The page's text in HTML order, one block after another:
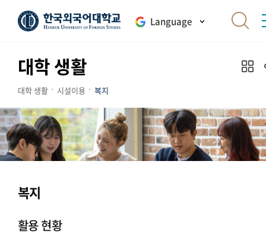
Language
대학 생활
대학 생활 시설이용 복지
복지
활용 현황